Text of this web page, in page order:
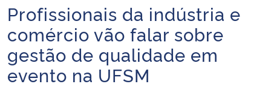
Ministério da Infraestrutura
Ministério da Agricultura, Pecuária e Abastecimento
Ministério da Educação
Início do conteúdo
Profissionais da indústria e
comércio vão falar sobre
gestão de qualidade em
evento na UFSM